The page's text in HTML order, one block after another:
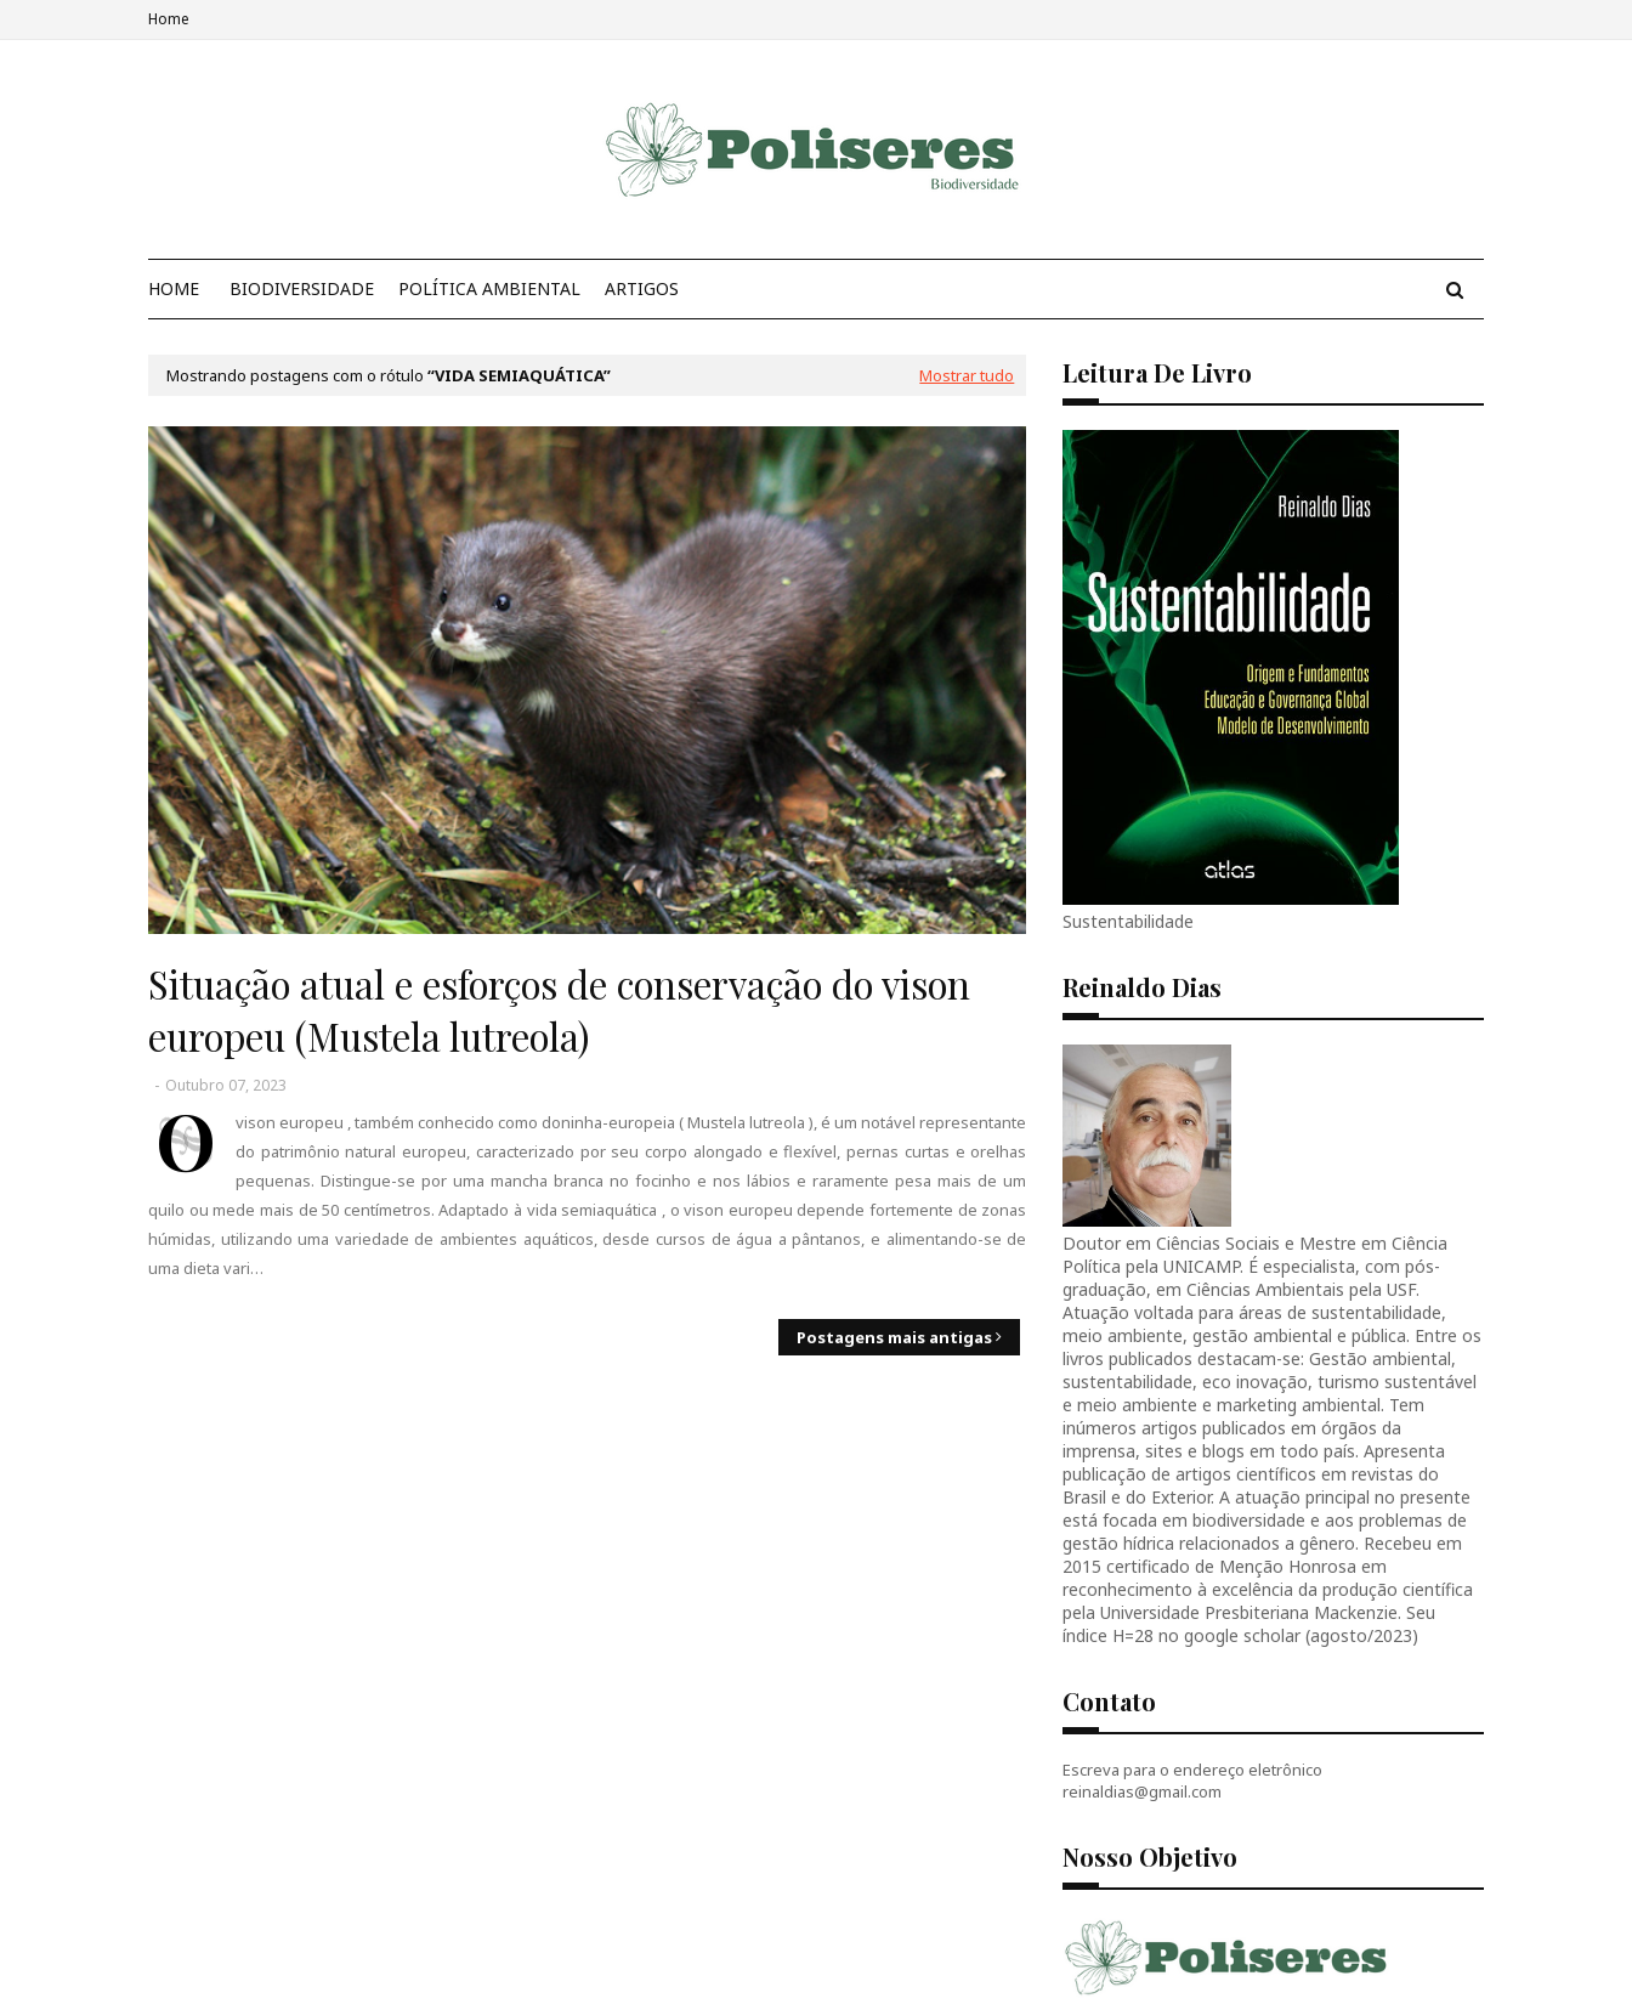
Home
HOME BIODIVERSIDADE POLÍTICA AMBIENTAL ARTIGOS
Mostrando postagens com o rótulo VIDA SEMIAQUÁTICA Mostrar tudo
Situação atual e esforços de conservação do vison
europeu (Mustela lutreola)
- Outubro 07, 2023
O
vison europeu , também conhecido como doninha-europeia ( Mustela lutreola ), é um notável representante
do patrimônio natural europeu, caracterizado por seu corpo alongado e flexível, pernas curtas e orelhas
pequenas. Distingue-se por uma mancha branca no focinho e nos lábios e raramente pesa mais de um
quilo ou mede mais de 50 centímetros. Adaptado à vida semiaquática , o vison europeu depende fortemente de zonas
húmidas, utilizando uma variedade de ambientes aquáticos, desde cursos de água a pântanos, e alimentando-se de
uma dieta vari…
Postagens mais antigas
Leitura De Livro
Sustentabilidade
Reinaldo Dias
Doutor em Ciências Sociais e Mestre em Ciência
Política pela UNICAMP. É especialista, com pós-
graduação, em Ciências Ambientais pela USF.
Atuação voltada para áreas de sustentabilidade,
meio ambiente, gestão ambiental e pública. Entre os
livros publicados destacam-se: Gestão ambiental,
sustentabilidade, eco inovação, turismo sustentável
e meio ambiente e marketing ambiental. Tem
inúmeros artigos publicados em órgãos da
imprensa, sites e blogs em todo país. Apresenta
publicação de artigos científicos em revistas do
Brasil e do Exterior. A atuação principal no presente
está focada em biodiversidade e aos problemas de
gestão hídrica relacionados a gênero. Recebeu em
2015 certificado de Menção Honrosa em
reconhecimento à excelência da produção científica
pela Universidade Presbiteriana Mackenzie. Seu
índice H=28 no google scholar (agosto/2023)
Contato
Escreva para o endereço eletrônico
reinaldias@gmail.com
Nosso Objetivo